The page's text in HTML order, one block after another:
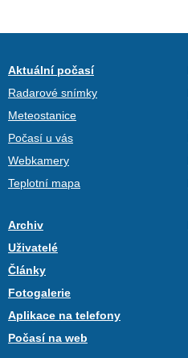
Aktuální počasí
Radarové snímky
Meteostanice
Počasí u vás
Webkamery
Teplotní mapa
Archiv
Uživatelé
Články
Fotogalerie
Aplikace na telefony
Počasí na web